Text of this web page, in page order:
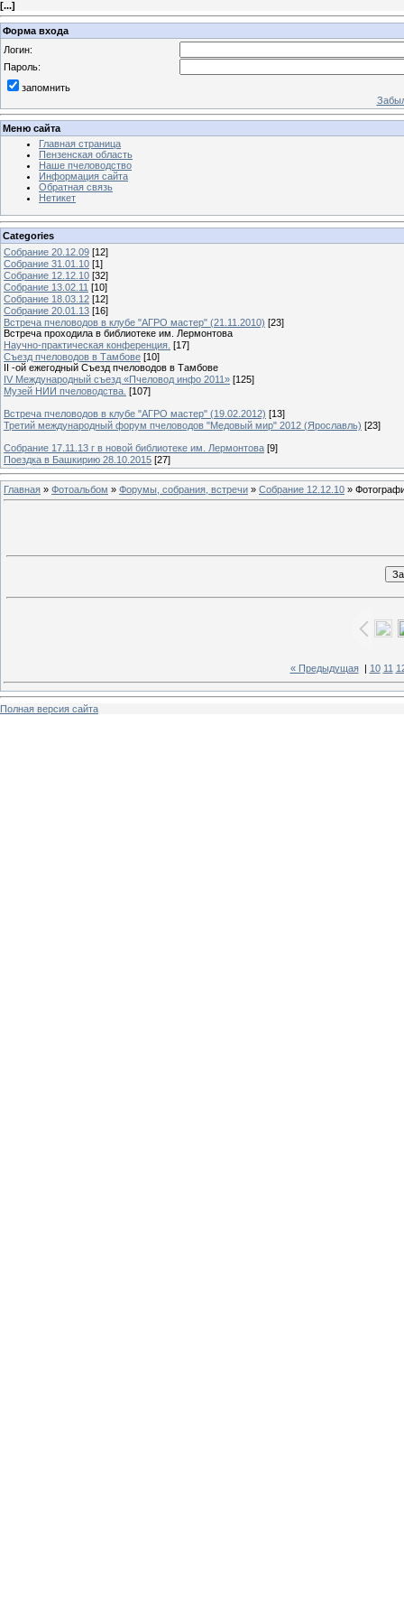
[...]
Форма входа
Логин:
Пароль:
запомнить
Меню сайта
Главная страница
Пензенская область
Наше пчеловодство
Информация сайта
Обратная связь
Нетикет
Categories
Собрание 20.12.09 [12]
Собрание 31.01.10 [1]
Собрание 12.12.10 [32]
Собрание 13.02.11 [10]
Собрание 18.03.12 [12]
Собрание 20.01.13 [16]
Встреча пчеловодов в клубе "АГРО мастер" (21.11.2010) [23]
Встреча проходила в библиотеке им. Лермонтова
Научно-практическая конференция. [17]
Съезд пчеловодов в Тамбове [10]
II -ой ежегодный Съезд пчеловодов в Тамбове
IV Международный съезд «Пчеловод инфо 2011» [125]
Музей НИИ пчеловодства. [107]
Встреча пчеловодов в клубе "АГРО мастер" (19.02.2012) [13]
Третий международный форум пчеловодов "Медовый мир" 2012 (Ярославль) [23]
Собрание 17.11.13 г в новой библиотеке им. Лермонтова [9]
Поездка в Башкирию 28.10.2015 [27]
Главная » Фотоальбом » Форумы, собрания, встречи » Собрание 12.12.10 »
« Предыдущая| 10 11
Полная версия сайта